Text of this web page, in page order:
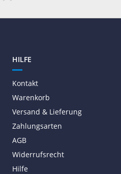
HILFE
Kontakt
Warenkorb
Versand & Lieferung
Zahlungsarten
AGB
Widerrufsrecht
Hilfe